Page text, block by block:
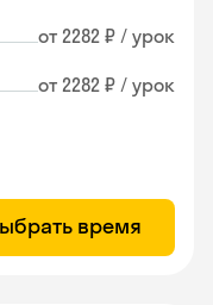
от 2282 ₽ / урок
от 2282 ₽ / урок
время